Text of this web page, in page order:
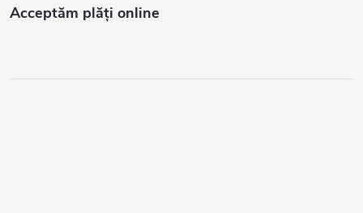
Acceptăm plăţi online